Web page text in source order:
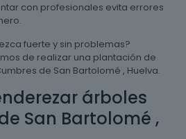
con profesionales evita errores
fuerte y sin problemas?
de realizar una plantación de
de San Bartolomé , Huelva.
árboles
San Bartolomé ,